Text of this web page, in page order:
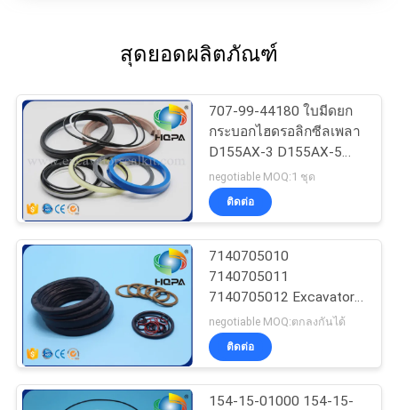
สุดยอดผลิตภัณฑ์
707-99-44180 ใบมีดยก
กระบอกไฮดรอลิกซีลเพลา
D155AX-3 D155AX-5
Excavator
negotiable MOQ:1 ชุด
ติดต่อ
7140705010
7140705011
7140705012 Excavator
Seal Kit WA400-3
WA450-3 WA470-3
negotiable MOQ:ตกลงกันได้
ติดต่อ
154-15-01000 154-15-